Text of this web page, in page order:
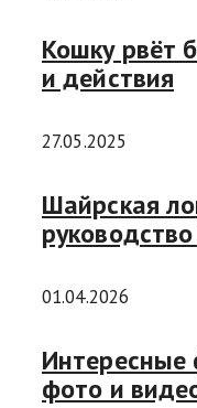
Кошку рвёт
и действия
27.05.2025
Шайрская
01.04.2026
фото и